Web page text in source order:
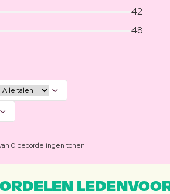
42
48
0 beoordelingen tonen